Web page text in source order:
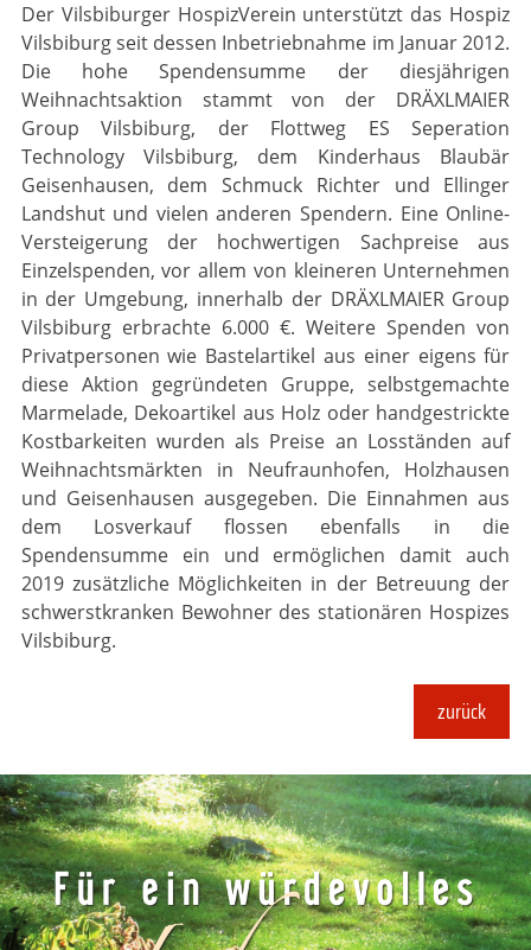
Der Vilsbiburger HospizVerein unterstützt das Hospiz
Vilsbiburg seit dessen Inbetrieb­nahme im Januar 2012.
Die hohe Spendensumme der diesjährigen
Weihnachtsaktion stammt von der DRÄXLMAIER
Group Vilsbiburg, der Flottweg ES Seperation
Technology Vilsbi­burg, dem Kinderhaus Blaubär
Geisenhausen, dem Schmuck Richter und Ellinger
Landshut und vielen anderen Spendern. Eine Online-
Versteigerung der hochwertigen Sachpreise aus
Einzelspenden, vor allem von kleineren Unternehmen
in der Umgebung, innerhalb der DRÄXLMAIER Group
Vilsbiburg erbrachte 6.000 €. Weitere Spenden von
Privatpersonen wie Bastelartikel aus einer eigens für
diese Aktion gegründeten Gruppe, selbstgemachte
Mar­me­lade, Dekoartikel aus Holz oder handgestrickte
Kostbarkeiten wurden als Preise an Losstän­den auf
Weihnachtsmärkten in Neu­fraunhofen, Holzhausen
und Geisenhausen ausge­geben. Die Einnahmen aus
dem Losverkauf flossen ebenfalls in die
Spendensumme ein und ermög­lichen damit auch
2019 zusätzliche Möglichkeiten in der Betreuung der
schwerstkranken Bewoh­­ner des stationären Hospizes
Vilsbiburg.
zurück